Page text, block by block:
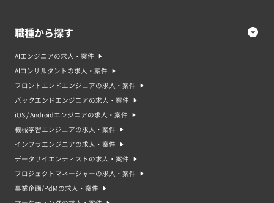
職種から探す
AIエンジニアの求人・案件
AIコンサルタントの求人・案件
フロントエンドエンジニアの求人・案件
バックエンドエンジニアの求人・案件
iOS / Androidエンジニアの求人・案件
機械学習エンジニアの求人・案件
インフラエンジニアの求人・案件
データサイエンティストの求人・案件
プロジェクトマネージャーの求人・案件
事業企画/PdMの求人・案件